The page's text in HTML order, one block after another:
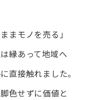
ま​モノを​売る」
縁あって​地域へ​
直接触れました。
色せずに​価値と​